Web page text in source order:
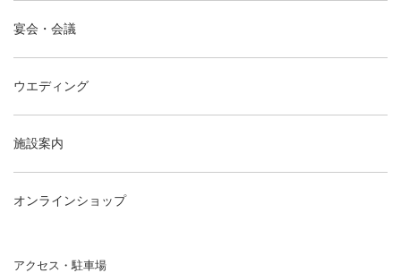
宴会・会議
ウエディング
施設案内
オンラインショップ
アクセス・駐車場